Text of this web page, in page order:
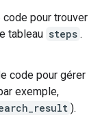
pour trouver
tableau steps .
code pour gérer
exemple,
).